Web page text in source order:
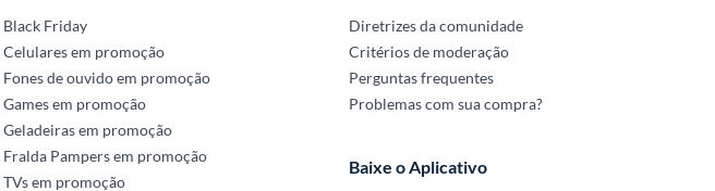
Black Friday
Celulares em promoção
Fones de ouvido em promoção
Games em promoção
Geladeiras em promoção
Fralda Pampers em promoção
TVs em promoção
Diretrizes da comunidade
Critérios de moderação
Perguntas frequentes
Problemas com sua compra?
Baixe o Aplicativo